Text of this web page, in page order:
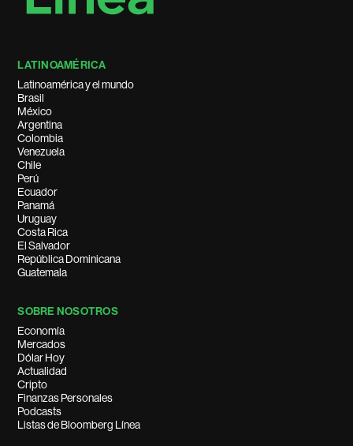
LATINOAMÉRICA
Latinoamérica y el mundo
Brasil
México
Argentina
Colombia
Venezuela
Chile
Perú
Ecuador
Panamá
Uruguay
Costa Rica
El Salvador
República Dominicana
Guatemala
SOBRE NOSOTROS
Economía
Mercados
Dólar Hoy
Actualidad
Cripto
Finanzas Personales
Podcasts
Listas de Bloomberg Línea